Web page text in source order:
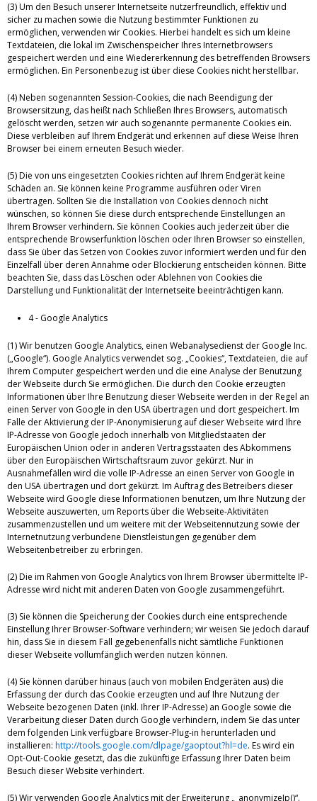
(3) Um den Besuch unserer Internetseite nutzerfreundlich, effektiv und
sicher zu machen sowie die Nutzung bestimmter Funktionen zu
ermöglichen, verwenden wir Cookies. Hierbei handelt es sich um kleine
Textdateien, die lokal im Zwischenspeicher Ihres Internetbrowsers
gespeichert werden und eine Wiedererkennung des betreffenden Browsers
ermöglichen. Ein Personenbezug ist über diese Cookies nicht herstellbar.
(4) Neben sogenannten Session-Cookies, die nach Beendigung der
Browsersitzung, das heißt nach Schließen Ihres Browsers, automatisch
gelöscht werden, setzen wir auch sogenannte permanente Cookies ein.
Diese verbleiben auf Ihrem Endgerät und erkennen auf diese Weise Ihren
Browser bei einem erneuten Besuch wieder.
(5) Die von uns eingesetzten Cookies richten auf Ihrem Endgerät keine
Schäden an. Sie können keine Programme ausführen oder Viren
übertragen. Sollten Sie die Installation von Cookies dennoch nicht
wünschen, so können Sie diese durch entsprechende Einstellungen an
Ihrem Browser verhindern. Sie können Cookies auch jederzeit über die
entsprechende Browserfunktion löschen oder Ihren Browser so einstellen,
dass Sie über das Setzen von Cookies zuvor informiert werden und für den
Einzelfall über deren Annahme oder Blockierung entscheiden können. Bitte
beachten Sie, dass das Löschen oder Ablehnen von Cookies die
Darstellung und Funktionalität der Internetseite beeinträchtigen kann.
4 - Google Analytics
(1) Wir benutzen Google Analytics, einen Webanalysedienst der Google Inc.
(„Google“). Google Analytics verwendet sog. „Cookies“, Textdateien, die auf
Ihrem Computer gespeichert werden und die eine Analyse der Benutzung
der Webseite durch Sie ermöglichen. Die durch den Cookie erzeugten
Informationen über Ihre Benutzung dieser Webseite werden in der Regel an
einen Server von Google in den USA übertragen und dort gespeichert. Im
Falle der Aktivierung der IP-Anonymisierung auf dieser Webseite wird Ihre
IP-Adresse von Google jedoch innerhalb von Mitgliedstaaten der
Europäischen Union oder in anderen Vertragsstaaten des Abkommens
über den Europäischen Wirtschaftsraum zuvor gekürzt. Nur in
Ausnahmefällen wird die volle IP-Adresse an einen Server von Google in
den USA übertragen und dort gekürzt. Im Auftrag des Betreibers dieser
Webseite wird Google diese Informationen benutzen, um Ihre Nutzung der
Webseite auszuwerten, um Reports über die Webseite-Aktivitäten
zusammenzustellen und um weitere mit der Webseitennutzung sowie der
Internetnutzung verbundene Dienstleistungen gegenüber dem
Webseitenbetreiber zu erbringen.
(2) Die im Rahmen von Google Analytics von Ihrem Browser übermittelte IP-
Adresse wird nicht mit anderen Daten von Google zusammengeführt.
(3) Sie können die Speicherung der Cookies durch eine entsprechende
Einstellung Ihrer Browser-Software verhindern; wir weisen Sie jedoch darauf
hin, dass Sie in diesem Fall gegebenenfalls nicht sämtliche Funktionen
dieser Webseite vollumfänglich werden nutzen können.
(4) Sie können darüber hinaus (auch von mobilen Endgeräten aus) die
Erfassung der durch das Cookie erzeugten und auf Ihre Nutzung der
Webseite bezogenen Daten (inkl. Ihrer IP-Adresse) an Google sowie die
Verarbeitung dieser Daten durch Google verhindern, indem Sie das unter
dem folgenden Link verfügbare Browser-Plug-in herunterladen und
installieren: http://tools.google.com/dlpage/gaoptout?hl=de. Es wird ein
Opt-Out-Cookie gesetzt, das die zukünftige Erfassung Ihrer Daten beim
Besuch dieser Website verhindert.
(5) Wir verwenden Google Analytics mit der Erweiterung „_anonymizeIp()“.